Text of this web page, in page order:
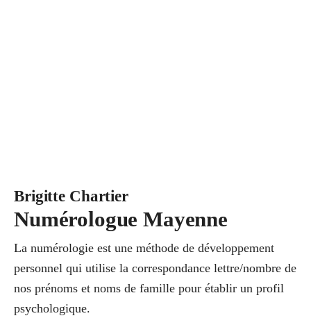
Brigitte Chartier
Numérologue Mayenne
La numérologie est une méthode de développement
personnel qui utilise la correspondance lettre/nombre de
nos prénoms et noms de famille pour établir un profil
psychologique.